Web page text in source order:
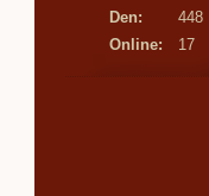
Online: 17
Den:
448